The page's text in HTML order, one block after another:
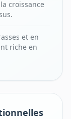
croissance
et en
riche en